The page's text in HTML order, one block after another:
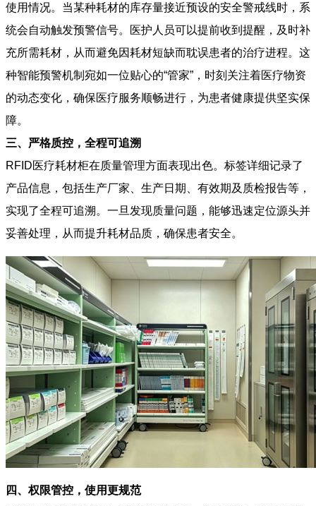
使用情况。当某种耗材的库存量接近预设的安全警戒线时，系
统会自动触发预警信号。医护人员可以提前收到提醒，及时补
充所需耗材，从而避免因耗材短缺而耽误患者的治疗进程。这
种智能预警机制宛如一位贴心的“管家”，时刻关注着医疗物资
的动态变化，确保医疗服务顺畅进行，为患者健康提供坚实保
障。
三、严格质控，全程可追溯
RFID医疗耗材柜在质量管理方面表现出色。标签详细记录了
产品信息，包括生产厂家、生产日期、有效期及质检报告等，
实现了全程可追溯。一旦发现质量问题，能够迅速定位源头并
妥善处理，从而提升耗材品质，确保患者安全。
四、权限管控，使用更规范